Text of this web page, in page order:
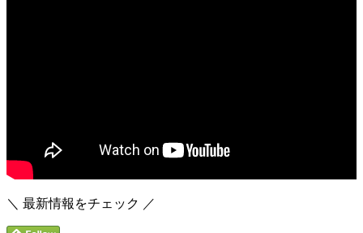
＼ 最新情報をチェック ／